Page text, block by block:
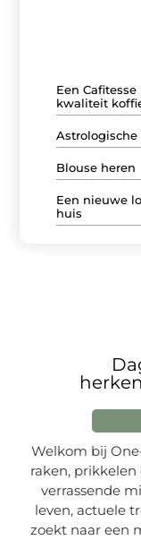
Een
kwaliteit
Blouse heren
Een nieuwe
huis
Welkom bij
raken,
verrassende
leven, actuele
zoekt naar een